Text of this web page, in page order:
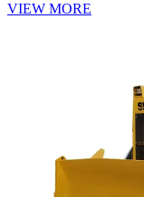
VIEW MORE